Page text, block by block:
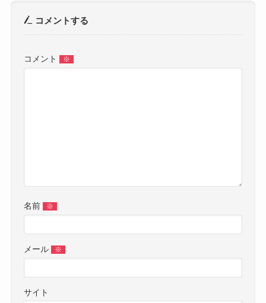
コメントする
コメント ※
名前 ※
メール ※
サイト